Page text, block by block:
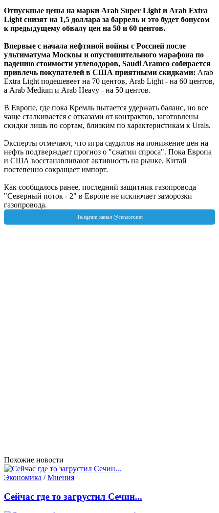
Отпускные цены на марки Arab Super Light и Arab Extra
Light снизят на 1,5 доллара за баррель и это будет бонусом
к предыдущему обвалу цен на 50 и 60 центов.
Впервые с начала нефтяной войны с Россией после
ультиматума Москвы и опустошительного марафона по
падению стоимости углеводоров, Saudi Aramco собирается
привлечь покупателей в США приятными скидками: Arab
Extra Light подешевеет на 70 центов, Arab Light - на 60 центов,
а Arab Medium и Arab Heavy - на 50 центов.
В Европе, где пока Кремль пытается удержать баланс, но все
чаще сталкивается с отказами от контрактов, заготовлены
скидки лишь по сортам, близким по характеристикам к Urals.
Эксперты отмечают, что игра саудитов на понижение цен на
нефть подтверждает прогноз о "сжатии спроса". Пока Европа
и США восстанавливают активность на рынке, Китай
постепенно сокращает импорт.
Как сообщалось ранее, последний защитник газопровода
"Северный поток - 2" в Европе не исключает заморозки
газопровода.
Похожие новости
Экономика /Мнения
Сейчас где то загрустил Сечин...